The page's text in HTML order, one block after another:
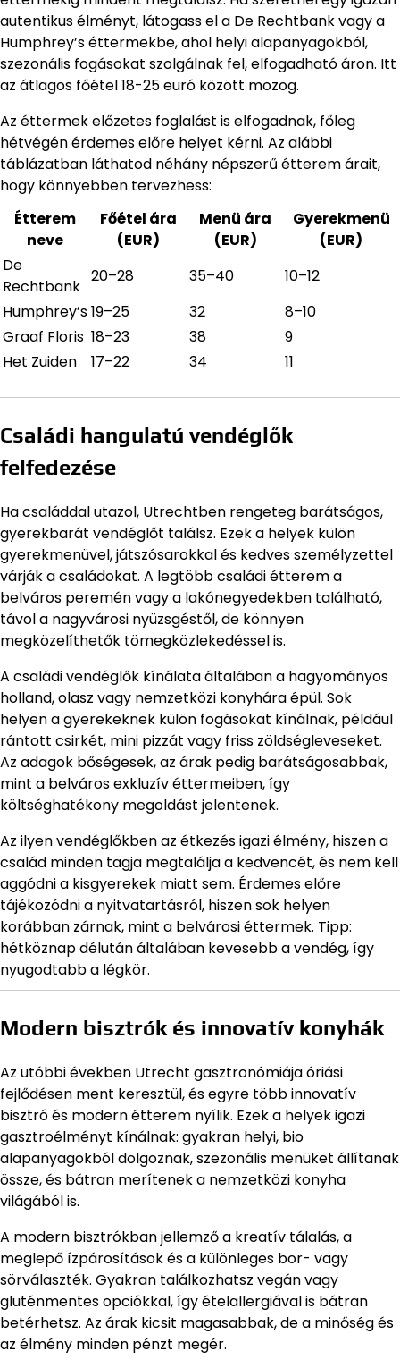
autentikus élményt, látogass el a De Rechtbank vagy a
Humphrey’s éttermekbe, ahol helyi alapanyagokból,
szezonális fogásokat szolgálnak fel, elfogadható áron. Itt
az átlagos főétel 18-25 euró között mozog.
Az éttermek előzetes foglalást is elfogadnak, főleg
hétvégén érdemes előre helyet kérni. Az alábbi
táblázatban láthatod néhány népszerű étterem árait,
hogy könnyebben tervezhess:
Étterem
neve
Főétel ára
(EUR)
Menü ára
(EUR)
Gyerekmenü
(EUR)
De
Rechtbank
20–28 35–40
10–12
Humphrey’s19–25 32
8–10
Graaf Floris 18–23 38
9
Het Zuiden
17–22 34 11
Családi hangulatú vendéglők
felfedezése
Ha családdal utazol, Utrechtben rengeteg barátságos,
gyerekbarát vendéglőt találsz. Ezek a helyek külön
gyerekmenüvel, játszósarokkal és kedves személyzettel
várják a családokat. A legtöbb családi étterem a
belváros peremén vagy a lakónegyedekben található,
távol a nagyvárosi nyüzsgéstől, de könnyen
megközelíthetők tömegközlekedéssel is.
A családi vendéglők kínálata általában a hagyományos
holland, olasz vagy nemzetközi konyhára épül. Sok
helyen a gyerekeknek külön fogásokat kínálnak, például
rántott csirkét, mini pizzát vagy friss zöldségleveseket.
Az adagok bőségesek, az árak pedig barátságosabbak,
mint a belváros exkluzív éttermeiben, így
költséghatékony megoldást jelentenek.
Az ilyen vendéglőkben az étkezés igazi élmény, hiszen a
család minden tagja megtalálja a kedvencét, és nem kell
aggódni a kisgyerekek miatt sem. Érdemes előre
tájékozódni a nyitvatartásról, hiszen sok helyen
korábban zárnak, mint a belvárosi éttermek. Tipp:
hétköznap délután általában kevesebb a vendég, így
nyugodtabb a légkör.
Modern bisztrók és innovatív konyhák
Az utóbbi években Utrecht gasztronómiája óriási
fejlődésen ment keresztül, és egyre több innovatív
bisztró és modern étterem nyílik. Ezek a helyek igazi
gasztroélményt kínálnak: gyakran helyi, bio
alapanyagokból dolgoznak, szezonális menüket állítanak
össze, és bátran merítenek a nemzetközi konyha
világából is.
A modern bisztrókban jellemző a kreatív tálalás, a
meglepő ízpárosítások és a különleges bor- vagy
sörválaszték. Gyakran találkozhatsz vegán vagy
gluténmentes opciókkal, így ételallergiával is bátran
betérhetsz. Az árak kicsit magasabbak, de a minőség és
az élmény minden pénzt megér.